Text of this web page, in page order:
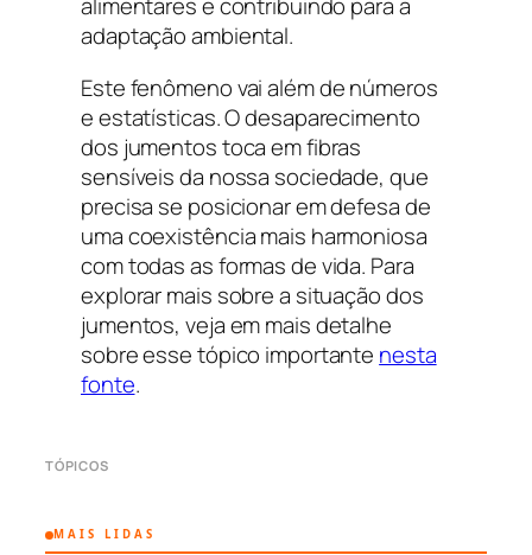
adaptação ambiental.
Este fenômeno vai além de números
e estatísticas. O desaparecimento
dos jumentos toca em fibras
sensíveis da nossa sociedade, que
precisa se posicionar em defesa de
uma coexistência mais harmoniosa
com todas as formas de vida. Para
explorar mais sobre a situação dos
jumentos, veja em mais detalhe
sobre esse tópico importante nesta
fonte.
TÓPICOS
MAIS LIDAS